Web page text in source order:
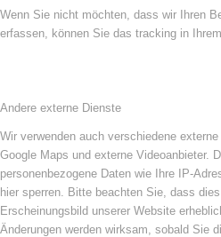
Wenn Sie nicht möchten, dass wir Ihren
erfassen, können Sie das tracking in
Andere externe Dienste
Wir verwenden auch verschiedene
Google Maps und externe Videoanbieter.
personenbezogene Daten wie Ihre IP-
hier sperren. Bitte beachten Sie, dass
Erscheinungsbild unserer Website
Änderungen werden wirksam, sobald Sie